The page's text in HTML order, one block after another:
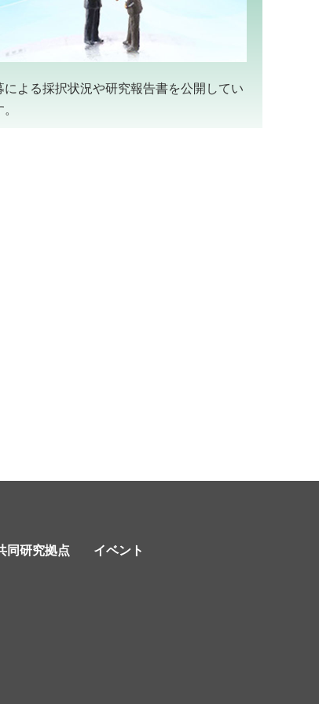
による採択状況や研究報告書を公開してい
同研究拠点 イベント